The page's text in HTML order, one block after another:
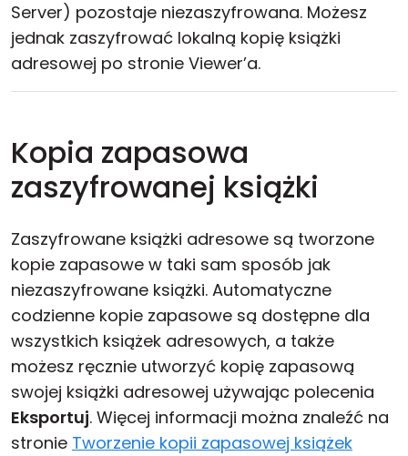
Server) pozostaje niezaszyfrowana. Możesz
jednak zaszyfrować lokalną kopię książki
adresowej po stronie Viewer’a.
Kopia zapasowa
zaszyfrowanej książki
Zaszyfrowane książki adresowe są tworzone
kopie zapasowe w taki sam sposób jak
niezaszyfrowane książki. Automatyczne
codzienne kopie zapasowe są dostępne dla
wszystkich książek adresowych, a także
możesz ręcznie utworzyć kopię zapasową
swojej książki adresowej używając polecenia
Eksportuj. Więcej informacji można znaleźć na
stronie Tworzenie kopii zapasowej książek